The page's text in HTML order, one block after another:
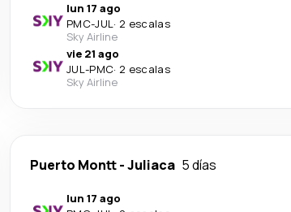
lun 17 ago
PMC-JUL· 2 escalas
Sky Airline
vie 21 ago
JUL-PMC· 2 escalas
Sky Airline
Puerto Montt-Juliaca 5 días
lun 17 ago